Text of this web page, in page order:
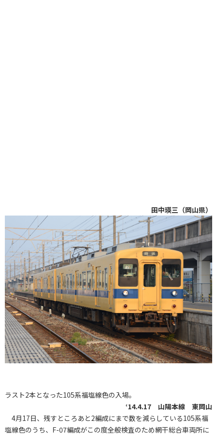
田中瑛三（岡山県）
ラスト2本となった105系福塩線色の入場。
‘14.4.17 山陽本線 東岡山
4月17日、残すところあと2編成にまで数を減らしている105系福
塩線色のうち、F-07編成がこの度全般検査のため網干総合車両所に